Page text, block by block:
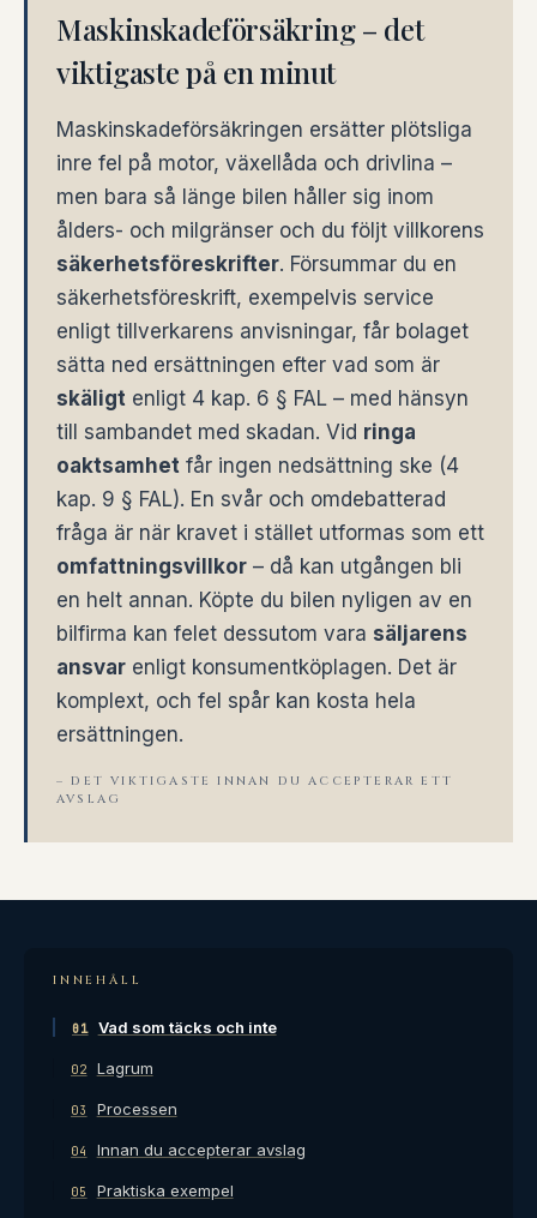
Maskinskadeförsäkring – det
viktigaste på en minut
Maskinskadeförsäkringen ersätter plötsliga
inre fel på motor, växellåda och drivlina –
men bara så länge bilen håller sig inom
ålders- och milgränser och du följt villkorens
säkerhetsföreskrifter. Försummar du en
säkerhetsföreskrift, exempelvis service
enligt tillverkarens anvisningar, får bolaget
sätta ned ersättningen efter vad som är
skäligt enligt 4 kap. 6 § FAL – med hänsyn
till sambandet med skadan. Vid ringa
oaktsamhet får ingen nedsättning ske (4
kap. 9 § FAL). En svår och omdebatterad
fråga är när kravet i stället utformas som ett
omfattningsvillkor – då kan utgången bli
en helt annan. Köpte du bilen nyligen av en
bilfirma kan felet dessutom vara säljarens
ansvar enligt konsumentköplagen. Det är
komplext, och fel spår kan kosta hela
ersättningen.
– DET VIKTIGASTE INNAN DU ACCEPTERAR ETT
AVSLAG
INNEHÅLL
01 Vad som täcks och inte
02 Lagrum
03 Processen
04 Innan du accepterar avslag
05 Praktiska exempel